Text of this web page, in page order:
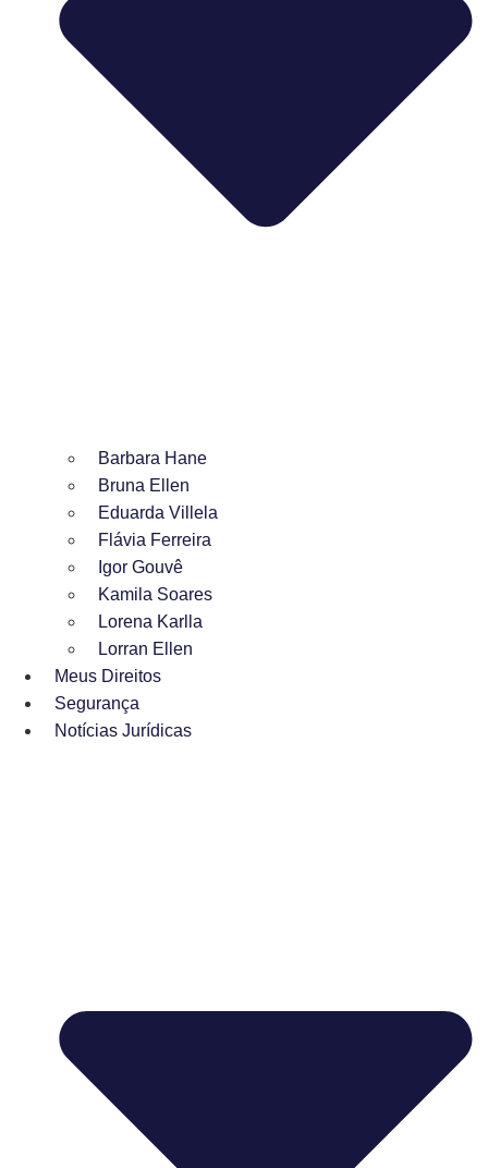
Barbara Hane
Bruna Ellen
Eduarda Villela
Flávia Ferreira
Igor Gouvê
Kamila Soares
Lorena Karlla
Lorran Ellen
Meus Direitos
Segurança
Notícias Jurídicas